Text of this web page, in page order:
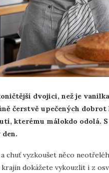
dvojici, než je
čerstvě upečených
kterému málokdo odolá.
chuť vyzkoušet něco
dokážete vykouzlit i z